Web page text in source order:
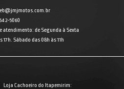
5060
atendimento: de Segunda à Sexta
17h. Sábado das 08h às 11h
Loja Cachoeiro do Itapemirim: